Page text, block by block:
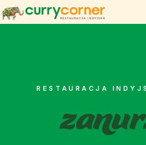
RESTAURACJA